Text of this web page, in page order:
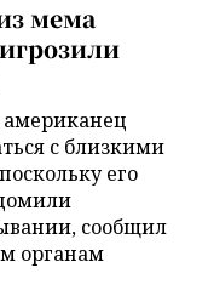
мема
с близкими
его
сообщил
органам